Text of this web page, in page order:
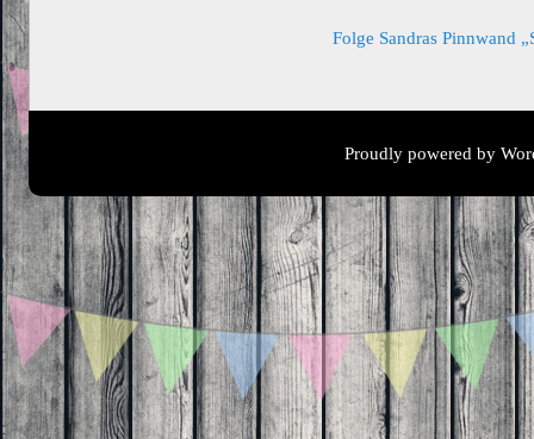
Folge Sandras Pinnwand
Proudly powered by